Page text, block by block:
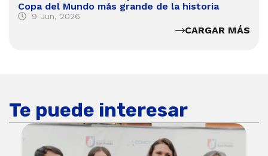
Copa del Mundo más grande de la historia
9 Jun, 2026
CARGAR MÁS
Te puede interesar